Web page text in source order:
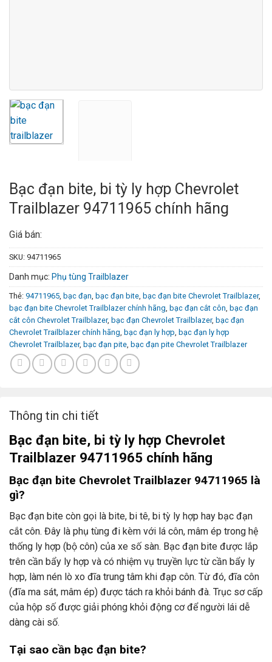
Bạc đạn bite, bi tỳ ly hợp Chevrolet
Trailblazer 94711965 chính hãng
Giá bán:
SKU: 94711965
Danh mục: Phụ tùng Trailblazer
Thẻ: 94711965 bạc đạn bạc đạn bite bạc đạn bite Chevrolet Trailblazer,
bạc đạn bite Chevrolet Trailblazer chính hãng bạc đạn cắt côn bạc đạn
cắt côn Chevrolet Trailblazer, bạc đạn Chevrolet Trailblazer, bạc đạn
Chevrolet Trailblazer chính hãng bạc đạn ly hợp bạc đạn ly hợp
Chevrolet Trailblazer, bạc đạn pite bạc đạn pite Chevrolet Trailblazer
Thông tin chi tiết
Bạc đạn bite, bi tỳ ly hợp Chevrolet
Trailblazer 94711965 chính hãng
Bạc đạn bite Chevrolet Trailblazer 94711965 là
gì?
Bạc đạn bite còn gọi là bite, bi tê, bi tỳ ly hợp hay bạc đạn
cắt côn. Đây là phụ tùng đi kèm với lá côn, mâm ép trong hệ
thống ly hợp (bộ côn) của xe số sàn. Bạc đạn bite được lắp
trên cần bẩy ly hợp và có nhiệm vụ truyền lực từ cần bẩy ly
hợp, làm nén lò xo đĩa trung tâm khi đạp côn. Từ đó, đĩa côn
(đĩa ma sát, mâm ép) được tách ra khỏi bánh đà. Trục sơ cấp
của hộp số được giải phóng khỏi động cơ để người lái dễ
dàng cài số.
Tại sao cần bạc đạn bite?